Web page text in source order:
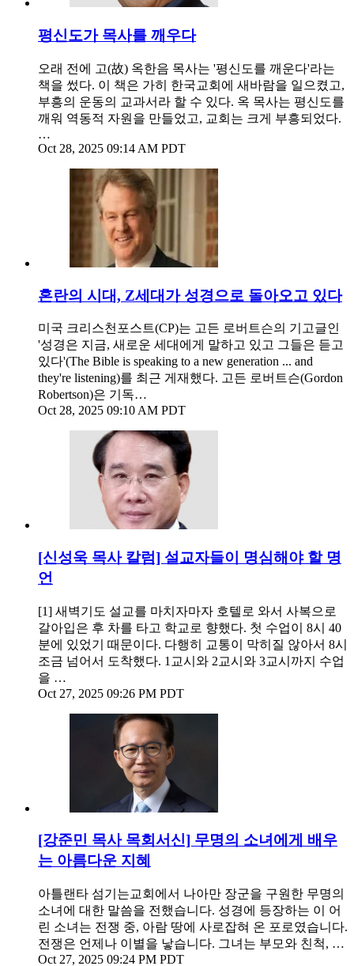
평신도가 목사를 깨우다
오래 전에 고(故) 옥한음 목사는 '평신도를 깨운다'라는
책을 썼다. 이 책은 가히 한국교회에 새바람을 일으켰고,
부흥의 운동의 교과서라 할 수 있다. 옥 목사는 평신도를
깨워 역동적 자원을 만들었고, 교회는 크게 부흥되었다.
…
Oct 28, 2025 09:14 AM PDT
혼란의 시대, Z세대가 성경으로 돌아오고 있다
미국 크리스천포스트(CP)는 고든 로버트슨의 기고글인
'성경은 지금, 새로운 세대에게 말하고 있고 그들은 듣고
있다'(The Bible is speaking to a new generation ... and
they're listening)를 최근 게재했다. 고든 로버트슨(Gordon
Robertson)은 기독…
Oct 28, 2025 09:10 AM PDT
[신성욱 목사 칼럼] 설교자들이 명심해야 할 명
언
[1] 새벽기도 설교를 마치자마자 호텔로 와서 사복으로
갈아입은 후 차를 타고 학교로 향했다. 첫 수업이 8시 40
분에 있었기 때문이다. 다행히 교통이 막히질 않아서 8시
조금 넘어서 도착했다. 1교시와 2교시와 3교시까지 수업
을 …
Oct 27, 2025 09:26 PM PDT
[강준민 목사 목회서신] 무명의 소녀에게 배우
는 아름다운 지혜
아틀랜타 섬기는교회에서 나아만 장군을 구원한 무명의
소녀에 대한 말씀을 전했습니다. 성경에 등장하는 이 어
린 소녀는 전쟁 중, 아람 땅에 사로잡혀 온 포로였습니다.
전쟁은 언제나 이별을 낳습니다. 그녀는 부모와 친척, …
Oct 27, 2025 09:24 PM PDT